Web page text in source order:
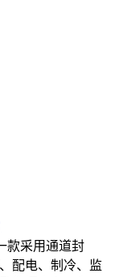
款采用通道封
配电、制冷、监